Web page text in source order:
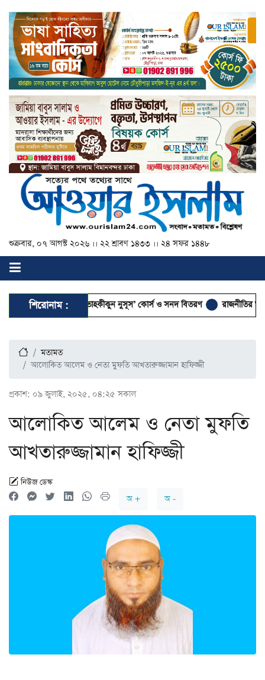
শুক্রবার, ০৭ আগস্ট ২০২৬ ।। ২২ শ্রাবণ ১৪৩৩ ।। ২৪ সফর ১৪৪৮
শিরোনাম :
৭ দিনব্যাপী ‘তাহকীকুন নুসূস’ কোর্স ও সনদ বিতরণ রাজনীতির আত্মা কোথায়
মতামত
আলোকিত আলেম ও নেতা মুফতি আখতারুজ্জামান হাফিজ্জী
প্রকাশ: ০৯ জুলাই, ২০২৫, ০৪:২৫ সকাল
আলোকিত আলেম ও নেতা মুফতি
আখতারুজ্জামান হাফিজ্জী
নিউজ ডেস্ক
অ +
অ -